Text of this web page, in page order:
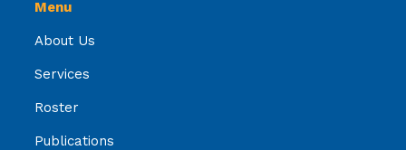
Menu
About Us
Services
Roster
Publications